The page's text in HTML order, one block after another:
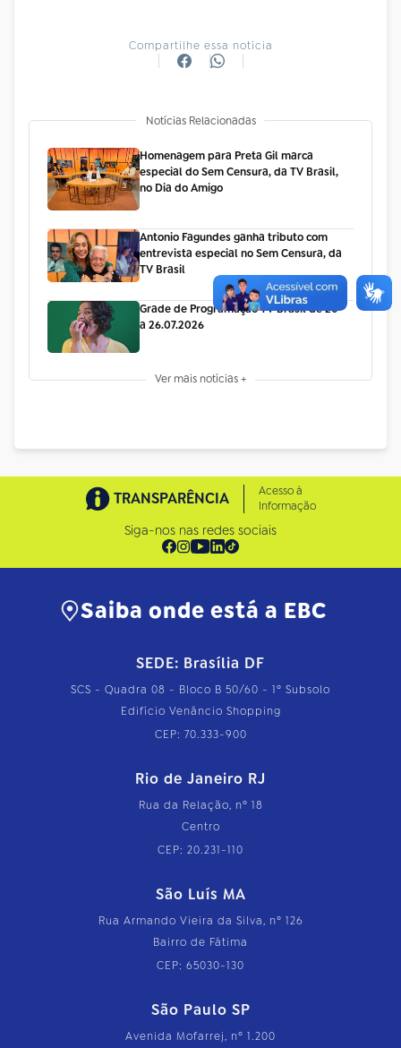
Compartilhe essa notícia
Notícias Relacionadas
Homenagem para Preta Gil marca
especial do Sem Censura, da TV Brasil,
no Dia do Amigo
Antonio Fagundes ganha tributo com
entrevista especial no Sem Censura, da
TV Brasil
Grade de Programação TV Brasil de 20
a 26.07.2026
Ver mais notícias +
TRANSPARÊNCIA
Acesso à
Informação
Siga-nos nas redes sociais
Saiba onde está a EBC
SEDE: Brasília DF
SCS - Quadra 08 - Bloco B 50/60 - 1º Subsolo
Edifício Venâncio Shopping
CEP: 70.333-900
Rio de Janeiro RJ
Rua da Relação, nº 18
Centro
CEP: 20.231-110
São Luís MA
Rua Armando Vieira da Silva, nº 126
Bairro de Fátima
CEP: 65030-130
São Paulo SP
Avenida Mofarrej, nº 1.200